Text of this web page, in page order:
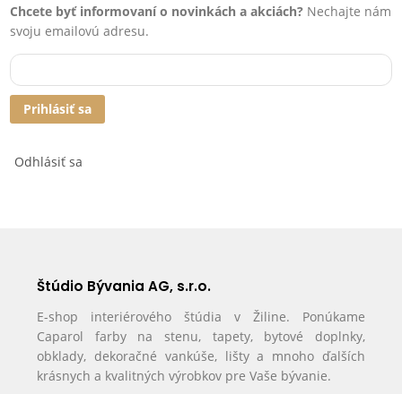
Chcete byť informovaní o novinkách a akciách? Nechajte nám
svoju emailovú adresu.
Prihlásiť sa
Odhlásiť sa
Štúdio Bývania AG, s.r.o.
E-shop interiérového štúdia v Žiline. Ponúkame
Caparol farby na stenu, tapety, bytové doplnky,
obklady, dekoračné vankúše, lišty a mnoho ďalších
krásnych a kvalitných výrobkov pre Vaše bývanie.